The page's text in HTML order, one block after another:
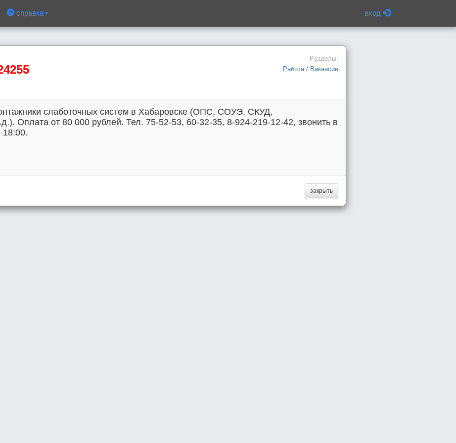
справка вход
Разделы:
Работа / Вакансии
слаботочных систем в Хабаровске (ОПС, СОУЭ, СКУД,
Оплата от 80 000 рублей. Тел. 75-52-53, 60-32-35, 8-924-219-12-42, звонить в
18:00.
закрыть